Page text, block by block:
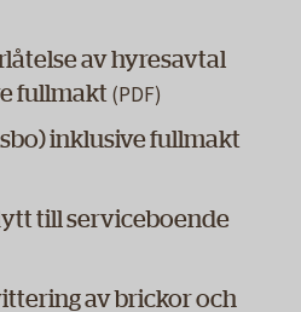
av hyresavtal
fullmakt
inklusive fullmakt
till serviceboende
av brickor och